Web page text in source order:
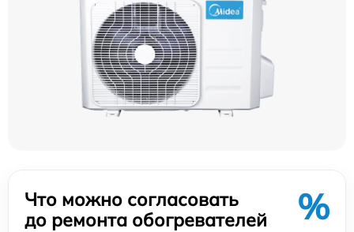
Что можно согласовать
до ремонта обогревателей
%